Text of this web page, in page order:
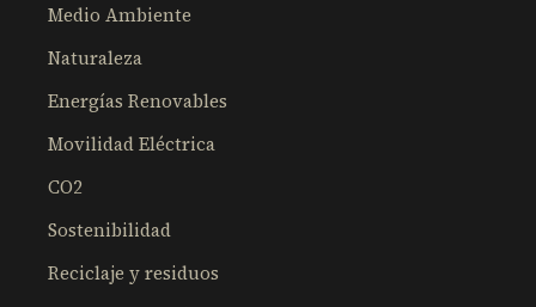
Medio Ambiente
Naturaleza
Energías Renovables
Movilidad Eléctrica
CO2
Sostenibilidad
Reciclaje y residuos